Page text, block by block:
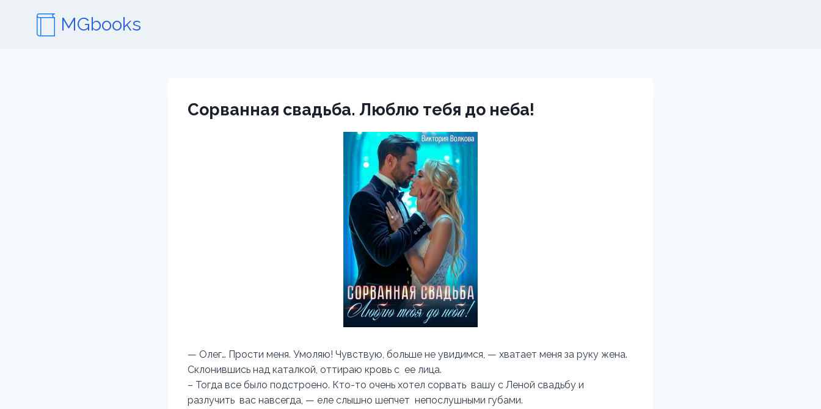
содержимому
MGbooks
Сорванная свадьба. Люблю тебя до неба!
— Олег… Прости меня. Умоляю! Чувствую, больше не увидимся, — хватает меня за руку жена.
Склонившись над каталкой, оттираю кровь с ее лица.
– Тогда все было подстроено. Кто-то очень хотел сорвать вашу с Леной свадьбу и
разлучить вас навсегда, — еле слышно шепчет непослушными губами.